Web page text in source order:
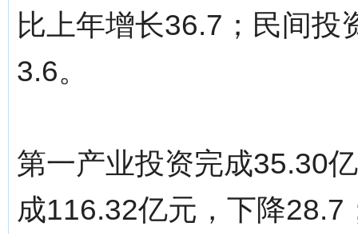
比上年增长36.7；民间投
3.6。
第一产业投资完成35.30
成116.32亿元，下降